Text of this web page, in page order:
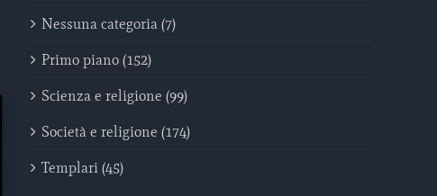
Nessuna categoria (7)
Primo piano (152)
Scienza e religione (99)
Società e religione (174)
Templari (45)